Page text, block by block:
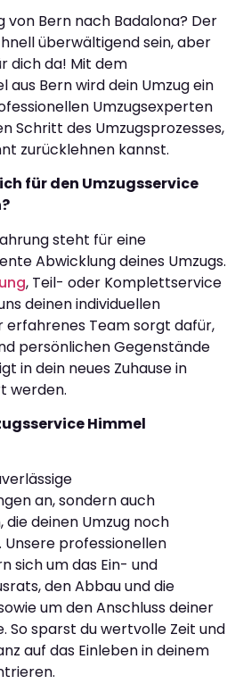
von Bern nach Badalona? Der
überwältigend sein, aber
dich da! Mit dem
aus Bern wird dein Umzug ein
Umzugsexperten
Schritt des Umzugsprozesses,
zurücklehnen kannst.
für den Umzugsservice
steht für eine
Abwicklung deines Umzugs.
, Teil- oder Komplettservice
deinen individuellen
erfahrenes Team sorgt dafür,
persönlichen Gegenstände
in dein neues Zuhause in
werden.
Himmel
an, sondern auch
die deinen Umzug noch
professionellen
sich um das Ein- und
den Abbau und die
um den Anschluss deiner
So sparst du wertvolle Zeit und
auf das Einleben in deinem